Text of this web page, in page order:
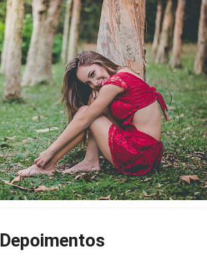
Depoimentos